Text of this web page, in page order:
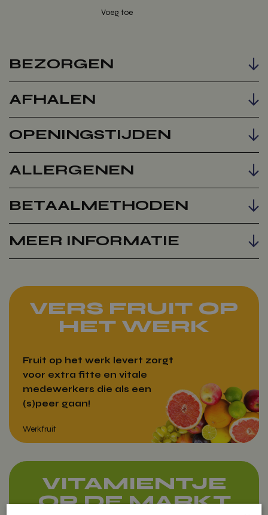
BEZORGEN
AFHALEN
OPENINGSTIJDEN
ALLERGENEN
BETAALMETHODEN
MEER INFORMATIE
VERS FRUIT OP
HET WERK
Fruit op het werk levert zorgt
voor extra fitte en vitale
medewerkers die als een
(s)peer gaan!
VITAMIENTJE
OP DE MARKT